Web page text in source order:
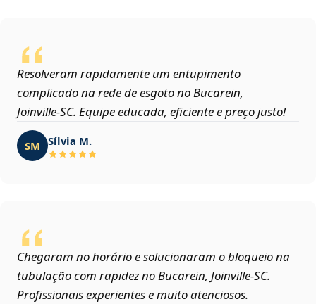
Resolveram rapidamente um entupimento
complicado na rede de esgoto no Bucarein,
Joinville‑SC. Equipe educada, eficiente e preço justo!
SM Sílvia M.
Chegaram no horário e solucionaram o bloqueio na
tubulação com rapidez no Bucarein, Joinville‑SC.
Profissionais experientes e muito atenciosos.